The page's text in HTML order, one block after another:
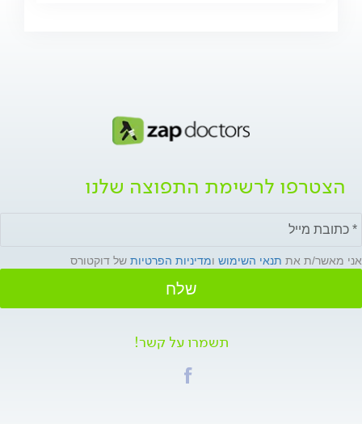
הצטרפו לרשימת התפוצה שלנו
אני מאשר/ת את תנאי השימוש ומדיניות הפרטיות של דוקטורס
שלח
תשמרו על קשר!